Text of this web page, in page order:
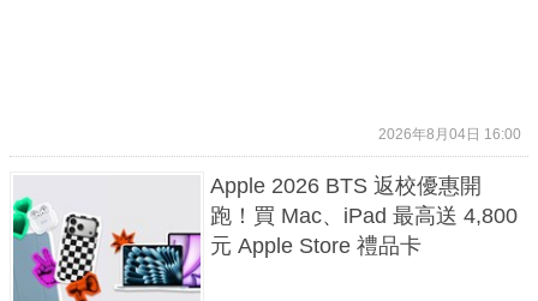
2026年8月04日 16:00
Apple 2026 BTS 返校優惠開
跑！買 Mac、iPad 最高送 4,800
元 Apple Store 禮品卡